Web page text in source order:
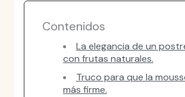
Contenidos
La elegancia de un
con frutas naturales.
Truco para que la
más firme.